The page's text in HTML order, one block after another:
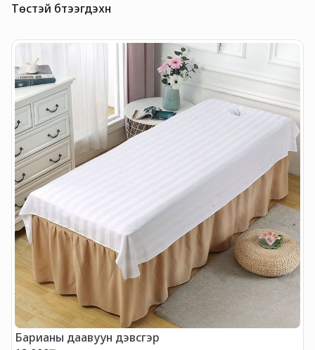
Төстэй бүтээгдэхүүн
Барианы даавуун дэвсгэр